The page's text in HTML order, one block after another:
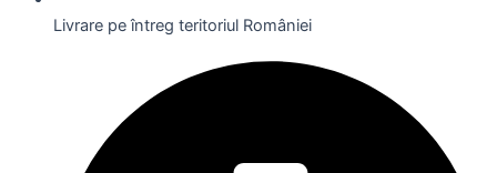
Livrare pe întreg teritoriul României